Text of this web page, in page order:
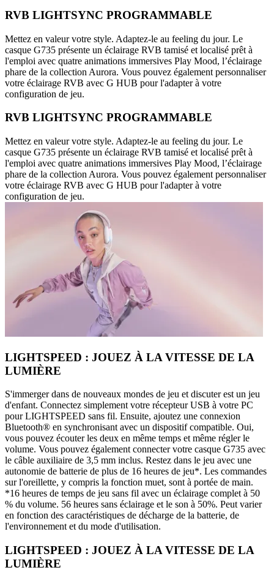
RVB LIGHTSYNC PROGRAMMABLE
Mettez en valeur votre style. Adaptez-le au feeling du jour. Le
casque G735 présente un éclairage RVB tamisé et localisé prêt à
l'emploi avec quatre animations immersives Play Mood, l’éclairage
phare de la collection Aurora. Vous pouvez également personnaliser
votre éclairage RVB avec G HUB pour l'adapter à votre
configuration de jeu.
RVB LIGHTSYNC PROGRAMMABLE
Mettez en valeur votre style. Adaptez-le au feeling du jour. Le
casque G735 présente un éclairage RVB tamisé et localisé prêt à
l'emploi avec quatre animations immersives Play Mood, l’éclairage
phare de la collection Aurora. Vous pouvez également personnaliser
votre éclairage RVB avec G HUB pour l'adapter à votre
configuration de jeu.
LIGHTSPEED : JOUEZ À LA VITESSE DE LA
LUMIÈRE
S'immerger dans de nouveaux mondes de jeu et discuter est un jeu
d'enfant. Connectez simplement votre récepteur USB à votre PC
pour LIGHTSPEED sans fil. Ensuite, ajoutez une connexion
Bluetooth® en synchronisant avec un dispositif compatible. Oui,
vous pouvez écouter les deux en même temps et même régler le
volume. Vous pouvez également connecter votre casque G735 avec
le câble auxiliaire de 3,5 mm inclus. Restez dans le jeu avec une
autonomie de batterie de plus de 16 heures de jeu*. Les commandes
sur l'oreillette, y compris la fonction muet, sont à portée de main.
*16 heures de temps de jeu sans fil avec un éclairage complet à 50
% du volume. 56 heures sans éclairage et le son à 50%. Peut varier
en fonction des caractéristiques de décharge de la batterie, de
l'environnement et du mode d'utilisation.
LIGHTSPEED : JOUEZ À LA VITESSE DE LA
LUMIÈRE